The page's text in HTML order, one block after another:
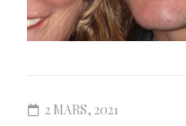
2 MARS, 2021